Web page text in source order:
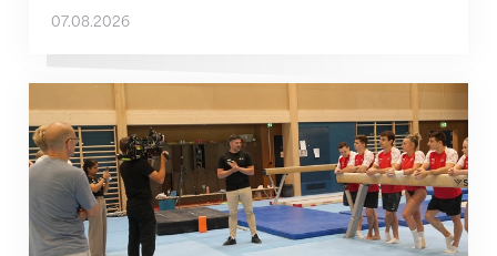
07.08.2026
Mit klaren Zielen nach Zagreb